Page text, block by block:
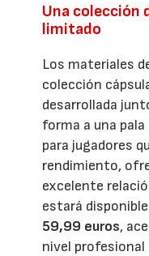
Una colección
limitado
Los materiales
colección
desarrollada
forma a una
para jugadores
rendimiento,
excelente
estará
59,99 euros,
nivel profesional